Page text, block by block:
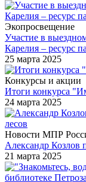
Экопросвещение
Участие в
Карелия – ресурс
25 марта 2025
Конкурсы и акции
Итоги конкурса
24 марта 2025
Новости МПР
Александр Козлов
21 марта 2025